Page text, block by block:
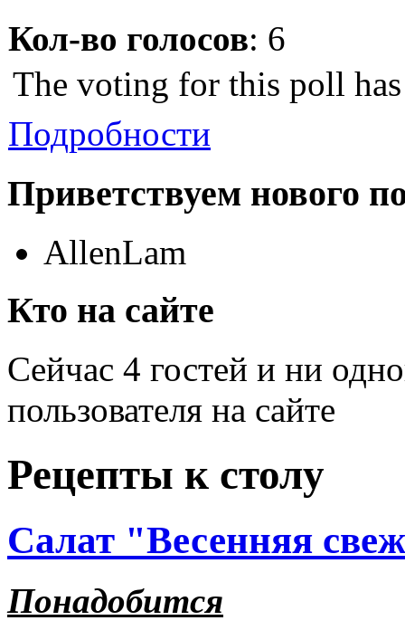
Кол-во голосов: 6
The voting for this poll
Подробности
Приветствуем нового
AllenLam
Кто на сайте
Сейчас 4 гостей и ни
пользователя на сайте
Рецепты к столу
Салат "Весенняя
Понадобится